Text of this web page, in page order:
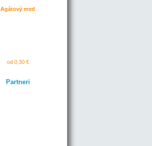
Agátový med
od 0,30 €
Partneri